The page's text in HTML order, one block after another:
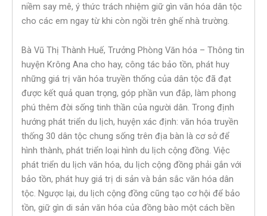
niềm say mê, ý thức trách nhiệm giữ gìn văn hóa dân tộc
cho các em ngay từ khi còn ngồi trên ghế nhà trường.
Bà Vũ Thị Thành Huế, Trưởng Phòng Văn hóa – Thông tin
huyện Krông Ana cho hay, công tác bảo tồn, phát huy
những giá trị văn hóa truyền thống của dân tộc đã đạt
được kết quả quan trọng, góp phần vun đắp, làm phong
phú thêm đời sống tinh thần của người dân. Trong định
hướng phát triển du lịch, huyện xác định: văn hóa truyền
thống 30 dân tộc chung sống trên địa bàn là cơ sở để
hình thành, phát triển loại hình du lịch cộng đồng. Việc
phát triển du lịch văn hóa, du lịch cộng đồng phải gắn với
bảo tồn, phát huy giá trị di sản và bản sắc văn hóa dân
tộc. Ngược lại, du lịch cộng đồng cũng tạo cơ hội để bảo
tồn, giữ gìn di sản văn hóa của đồng bào một cách bền